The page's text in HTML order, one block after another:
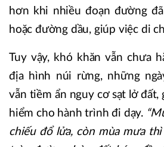
hơn khi nhiều đoạn đường
hoặc đường dầu, giúp việc di
Tuy vậy, khó khăn vẫn chưa
địa hình núi rừng, những
vẫn tiềm ẩn nguy cơ sạt lở đất,
hiểm cho hành trình đi dạy.
chiếu đổ lửa, còn mùa mưa